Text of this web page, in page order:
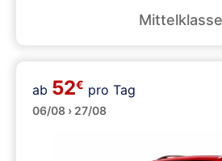
Mittelklasse
SUVs
ab 52€ pro Tag
06/08 › 27/08